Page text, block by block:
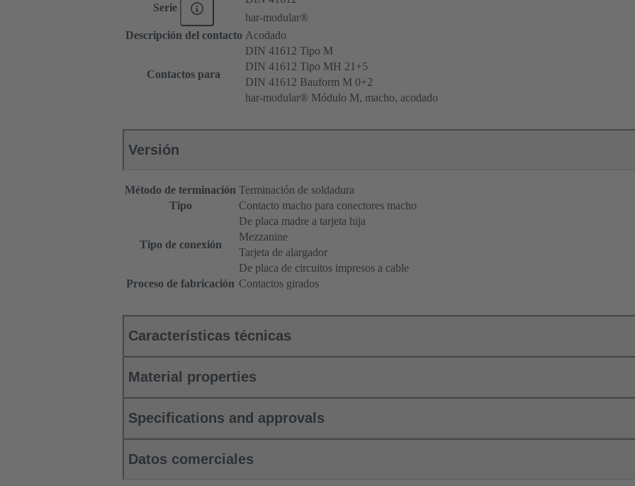
Serie
har-modular®
Descripción del contacto Acodado
Contactos para
DIN 41612 Tipo M
DIN 41612 Tipo MH 21+5
DIN 41612 Bauform M 0+2
har-modular® Módulo M, macho, acodado
Versión
Método de terminación Terminación de soldadura
Tipo
Contacto macho para conectores macho
Tipo de conexión
De placa madre a tarjeta hija
Mezzanine
Tarjeta de alargador
De placa de circuitos impresos a cable
Proceso de fabricación Contactos girados
Características técnicas
Material properties
Specifications and approvals
Datos comerciales